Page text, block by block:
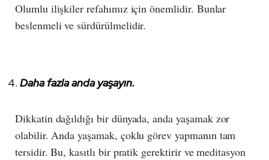
Olumlu ilişkiler refahımız için önemlidir. Bunlar
beslenmeli ve sürdürülmelidir.
Daha fazla anda yaşayın.
Dikkatin dağıldığı bir dünyada, anda yaşamak zor
olabilir. Anda yaşamak, çoklu görev yapmanın tam
tersidir. Bu, kasıtlı bir pratik gerektirir ve meditasyon